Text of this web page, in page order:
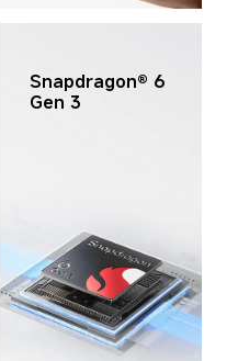
Snapdragon® 6
Gen 3